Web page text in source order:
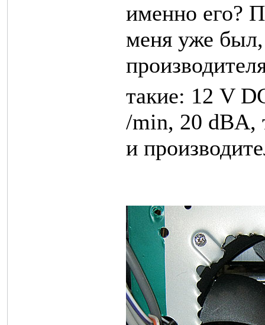
именно его?
меня уже был,
такие: 12 V
/min, 20 dBA,
и